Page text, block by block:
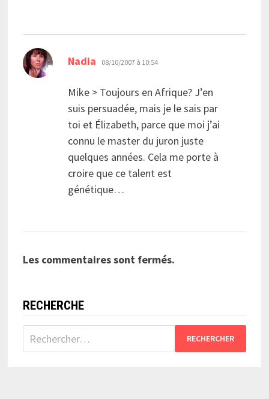
Nadia dit :
08/10/2007 à 10:54
Mike > Toujours en Afrique? J’en
suis persuadée, mais je le sais par
toi et Élizabeth, parce que moi j’ai
connu le master du juron juste
quelques années. Cela me porte à
croire que ce talent est
génétique…
Les commentaires sont fermés.
RECHERCHE
Rechercher :